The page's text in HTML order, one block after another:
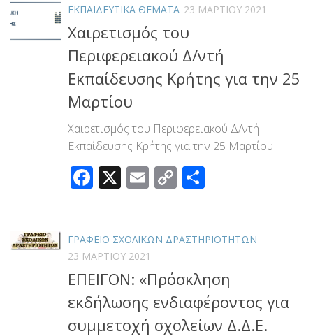
ΕΚΠΑΙΔΕΥΤΙΚΑ ΘΕΜΑΤΑ 23 ΜΑΡΤΊΟΥ 2021
Χαιρετισμός του
Περιφερειακού Δ/ντή
Εκπαίδευσης Κρήτης για την 25
Μαρτίου
Χαιρετισμός του Περιφερειακού Δ/ντή
Εκπαίδευσης Κρήτης για την 25 Μαρτίου
Facebook
X Email
Copy
ΓΡΑΦΕΙΟ ΣΧΟΛΙΚΩΝ ΔΡΑΣΤΗΡΙΟΤΗΤΩΝ
23 ΜΑΡΤΊΟΥ 2021
ΕΠΕΙΓΟΝ: «Πρόσκληση
εκδήλωσης ενδιαφέροντος για
συμμετοχή σχολείων Δ.Δ.Ε.